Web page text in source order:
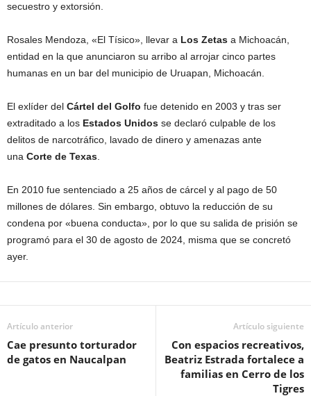
secuestro y extorsión.
Rosales Mendoza, «El Tísico», llevar a Los Zetas a Michoacán,
entidad en la que anunciaron su arribo al arrojar cinco partes
humanas en un bar del municipio de Uruapan, Michoacán.
El exlíder del Cártel del Golfo fue detenido en 2003 y tras ser
extraditado a los Estados Unidos se declaró culpable de los
delitos de narcotráfico, lavado de dinero y amenazas ante
una Corte de Texas
En 2010 fue sentenciado a 25 años de cárcel y al pago de 50
millones de dólares. Sin embargo, obtuvo la reducción de su
condena por «buena conducta», por lo que su salida de prisión se
programó para el 30 de agosto de 2024, misma que se concretó
ayer.
Artículo anterior
Cae presunto torturador
de gatos en Naucalpan
Artículo siguiente
Con espacios recreativos,
Beatriz Estrada fortalece a
familias en Cerro de los
Tigres